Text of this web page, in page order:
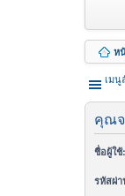
ห
เมนู
คุณจ
ชื่อผู้ใช้:
รหัสผ่